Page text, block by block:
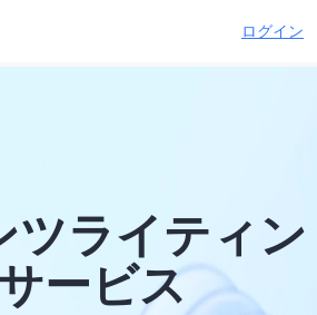
ログイン
ツライティン
ービス